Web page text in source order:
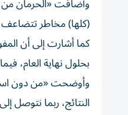
(كلها) مخاطر
كما أشارت إلى أن
بحلول نهاية العام،
وأوضحت «من دون
النتائج، ربما نتوصل